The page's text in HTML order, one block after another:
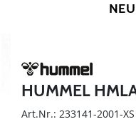
NEU
HUMMEL
Art.Nr.: 233141-2001-XS